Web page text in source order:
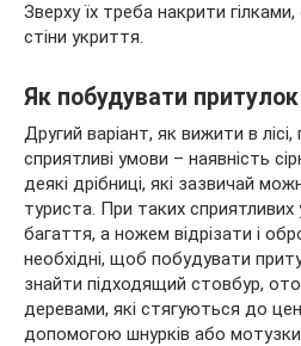
Зверху їх треба накрити
стіни укриття.
Як побудувати притулок
Другий варіант, як вижити в
сприятливі умови – наявність
деякі дрібниці, які зазвичай
туриста. При таких
багаття, а ножем відрізати і
необхідні, щоб побудувати
знайти підходящий стовбур,
деревами, які стягуються до
допомогою шнурків або